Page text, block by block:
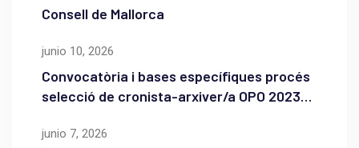
Consell de Mallorca
junio 10, 2026
Convocatòria i bases específiques procés
selecció de cronista-arxiver/a OPO 2023
junio 7, 2026